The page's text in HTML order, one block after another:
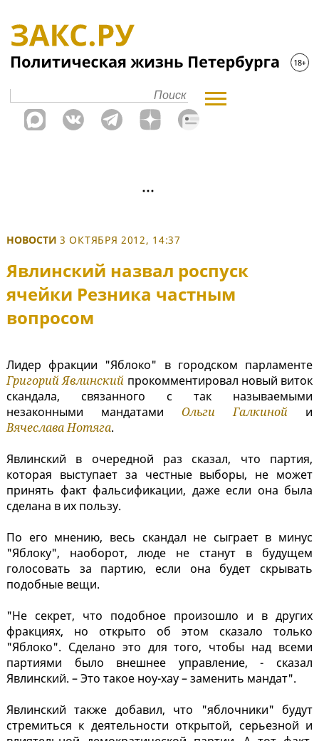
НОВОСТИ 3 ОКТЯБРЯ 2012, 14:37
Явлинский назвал роспуск
ячейки Резника частным
вопросом
Лидер фракции "Яблоко" в городском парламенте
Григорий Явлинский прокомментировал новый виток
скандала, связанного с так называемыми
незаконными мандатами Ольги Галкиной и
Вячеслава Нотяга.
Явлинский в очередной раз сказал, что партия,
которая выступает за честные выборы, не может
принять факт фальсификации, даже если она была
сделана в их пользу.
По его мнению, весь скандал не сыграет в минус
"Яблоку", наоборот, люде не станут в будущем
голосовать за партию, если она будет скрывать
подобные вещи.
"Не секрет, что подобное произошло и в других
фракциях, но открыто об этом сказало только
"Яблоко". Сделано это для того, чтобы над всеми
партиями было внешнее управление, - сказал
Явлинский. – Это такое ноу-хау – заменить мандат".
Явлинский также добавил, что "яблочники" будут
стремиться к деятельности открытой, серьезной и